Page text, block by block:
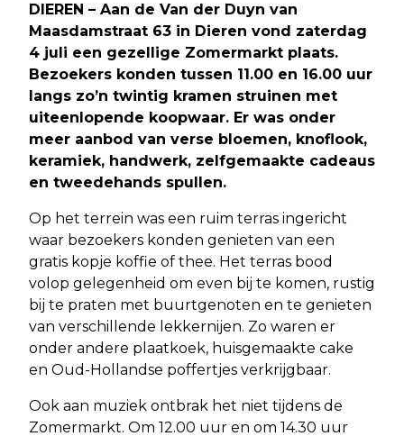
DIEREN – Aan de Van der Duyn van
Maasdamstraat 63 in Dieren vond zaterdag
4 juli een gezellige Zomermarkt plaats.
Bezoekers konden tussen 11.00 en 16.00 uur
langs zo’n twintig kramen struinen met
uiteenlopende koopwaar. Er was onder
meer aanbod van verse bloemen, knoflook,
keramiek, handwerk, zelfgemaakte cadeaus
en tweedehands spullen.
Op het terrein was een ruim terras ingericht
waar bezoekers konden genieten van een
gratis kopje koffie of thee. Het terras bood
volop gelegenheid om even bij te komen, rustig
bij te praten met buurtgenoten en te genieten
van verschillende lekkernijen. Zo waren er
onder andere plaatkoek, huisgemaakte cake
en Oud-Hollandse poffertjes verkrijgbaar.
Ook aan muziek ontbrak het niet tijdens de
Zomermarkt. Om 12.00 uur en om 14.30 uur